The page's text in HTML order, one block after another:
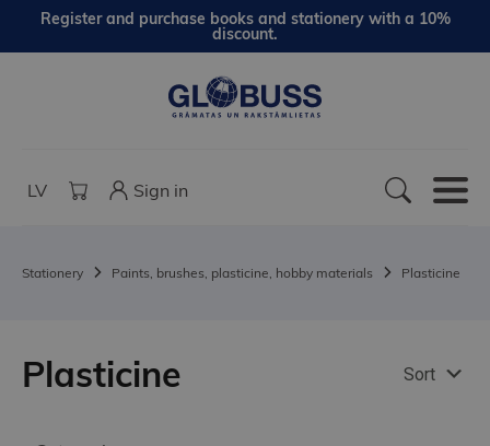
Register and purchase books and stationery with a 10%
discount.
LV Sign in
Stationery Paints, brushes, plasticine, hobby materials Plasticine
Plasticine Sort